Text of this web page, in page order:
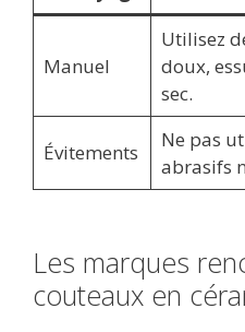
Manuel
Utilisez
doux,
sec.
Évitements
Ne pas
abrasifs
Les marques
couteaux en